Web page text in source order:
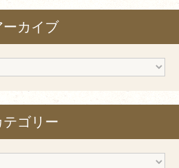
ーカイブ
テゴリー